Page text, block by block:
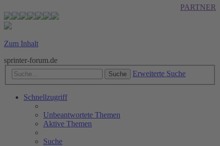
PARTNER
Zum Inhalt
sprinter-forum.de
Suche Erweiterte Suche
Schnellzugriff
Unbeantwortete Themen
Aktive Themen
Suche